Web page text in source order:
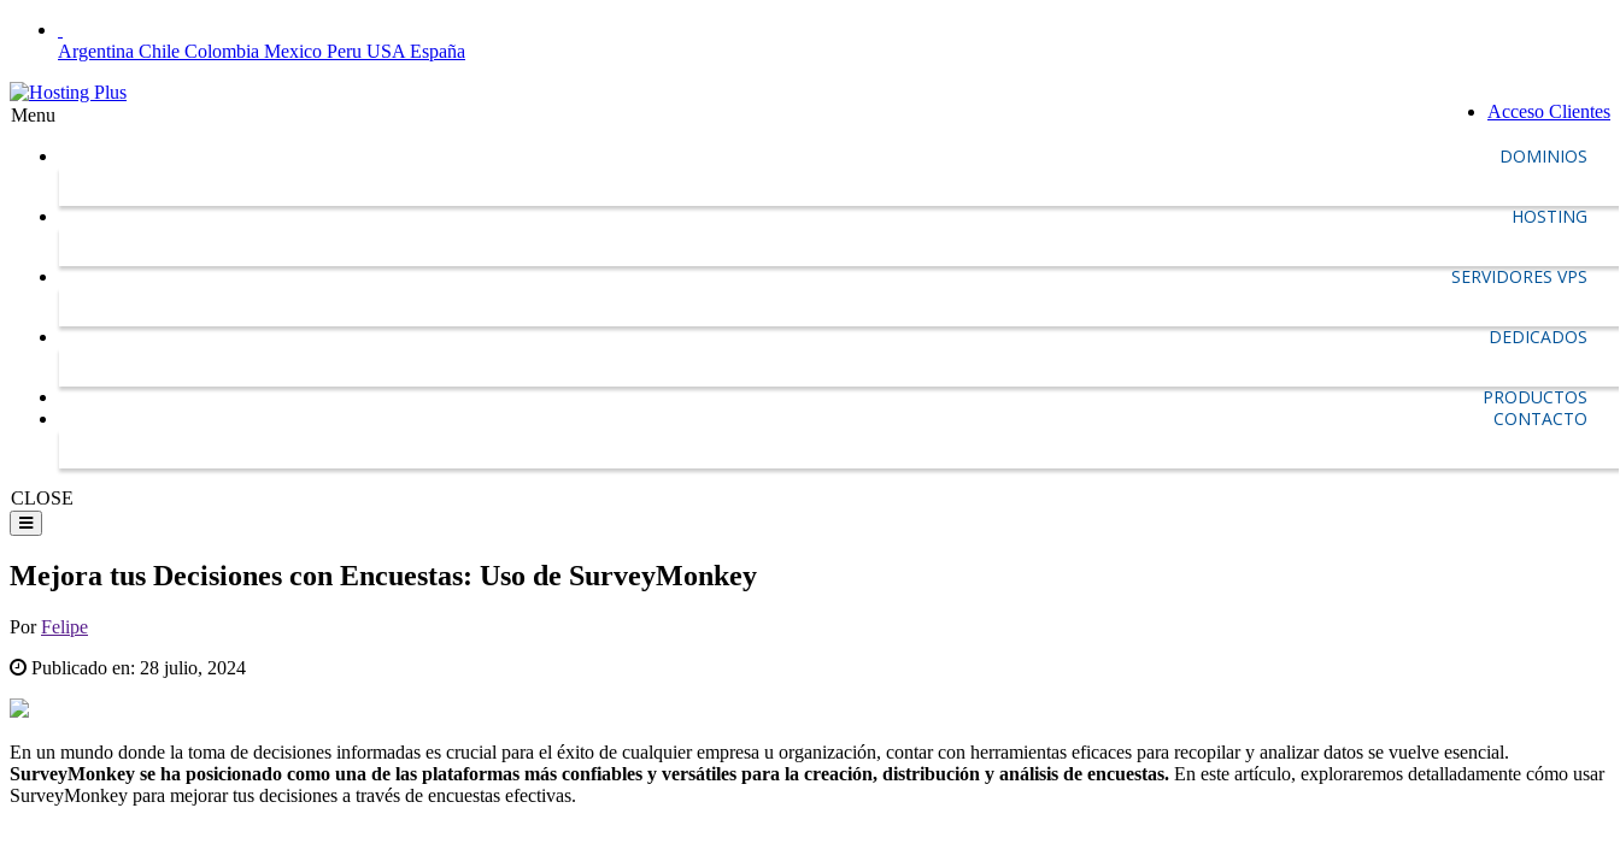
Argentina Chile Colombia Mexico Peru USA España
Acceso Clientes
Menu
DOMINIOS
HOSTING
SERVIDORES VPS
DEDICADOS
PRODUCTOS
CONTACTO
CLOSE
Mejora tus Decisiones con Encuestas: Uso de SurveyMonkey
PorFelipe
Publicado en: 28 julio, 2024
En un mundo donde la toma de decisiones informadas es crucial para el éxito de cualquier empresa u organización, contar con herramientas eficaces para recopilar y analizar datos se vuelve esencial.
SurveyMonkey se ha posicionado como una de las plataformas más confiables y versátiles para la creación, distribución y análisis de encuestas. En este artículo, exploraremos detalladamente cómo usar
SurveyMonkey para mejorar tus decisiones a través de encuestas efectivas.